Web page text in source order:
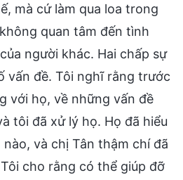
mà cứ làm qua loa trong
quan tâm đến tình
người khác. Hai chấp sự
vấn đề. Tôi nghĩ rằng trước
với họ, về những vấn đề
tôi đã xử lý họ. Họ đã hiểu
và chị Tân thậm chí đã
cho rằng có thể giúp đỡ